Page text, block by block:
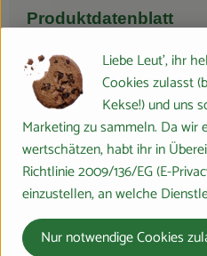
Produktdatenblatt
Herkunft
Hersteller: DEE
Deutschland
dennree
Liebe Leut', ihr
Cookies zulasst
Kekse!) und uns
Marketing zu sammeln. Da wir
wertschätzen, habt ihr in
Richtlinie 2009/136/EG (E-
einzustellen, an welche
Nur notwendige Cookies